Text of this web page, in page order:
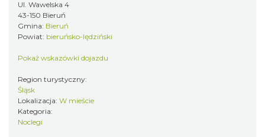
Ul. Wawelska 4
43-150 Bieruń
Gmina: Bieruń
Powiat: bieruńsko-lędziński
Pokaż wskazówki dojazdu
Region turystyczny:
Śląsk
Lokalizacja: W mieście
Kategoria:
Noclegi